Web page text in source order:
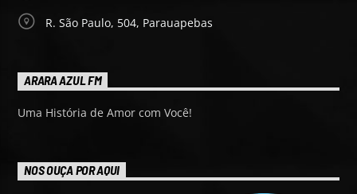
R. São Paulo, 504, Parauapebas
ARARA AZUL FM
Uma História de Amor com Você!
NOS OUÇA POR AQUI